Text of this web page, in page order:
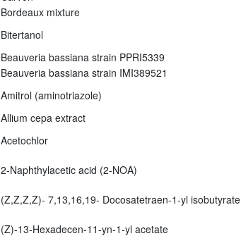
Bordeaux mixture
Bitertanol
Beauveria bassiana strain PPRI5339
Beauveria bassiana strain IMI389521
Amitrol (aminotriazole)
Allium cepa extract
Acetochlor
2-Naphthylacetic acid (2-NOA)
(Z,Z,Z,Z)- 7,13,16,19- Docosatetraen-1-yl isobutyrate
(Z)-13-Hexadecen-11-yn-1-yl acetate